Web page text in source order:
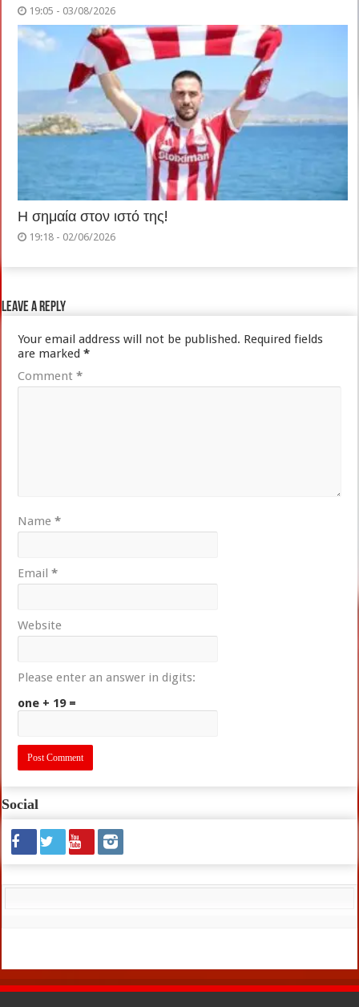
19:05 - 03/08/2026
Η σημαία στον ιστό της!
19:18 - 02/06/2026
Leave a Reply
Your email address will not be published. Required fields
are marked*
Comment*
Name*
Email*
Website
Please enter an answer in digits:
one + 19 =
Social